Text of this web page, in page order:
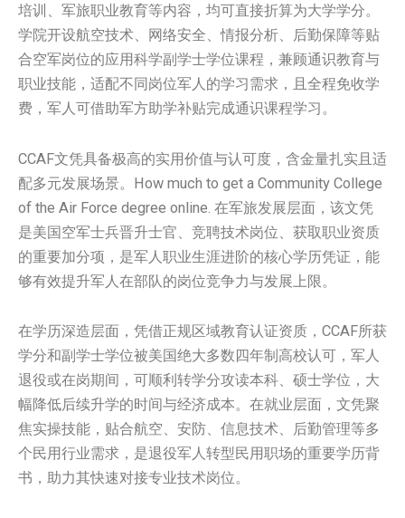
培训、军旅职业教育等内容，均可直接折算为大学学分。
学院开设航空技术、网络安全、情报分析、后勤保障等贴
合空军岗位的应用科学副学士学位课程，兼顾通识教育与
职业技能，适配不同岗位军人的学习需求，且全程免收学
费，军人可借助军方助学补贴完成通识课程学习。
CCAF文凭具备极高的实用价值与认可度，含金量扎实且适
配多元发展场景。How much to get a Community College
of the Air Force degree online. 在军旅发展层面，该文凭
是美国空军士兵晋升士官、竞聘技术岗位、获取职业资质
的重要加分项，是军人职业生涯进阶的核心学历凭证，能
够有效提升军人在部队的岗位竞争力与发展上限。
在学历深造层面，凭借正规区域教育认证资质，CCAF所获
学分和副学士学位被美国绝大多数四年制高校认可，军人
退役或在岗期间，可顺利转学分攻读本科、硕士学位，大
幅降低后续升学的时间与经济成本。在就业层面，文凭聚
焦实操技能，贴合航空、安防、信息技术、后勤管理等多
个民用行业需求，是退役军人转型民用职场的重要学历背
书，助力其快速对接专业技术岗位。